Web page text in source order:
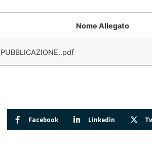
Nome Allegato
Facebook Linkedin